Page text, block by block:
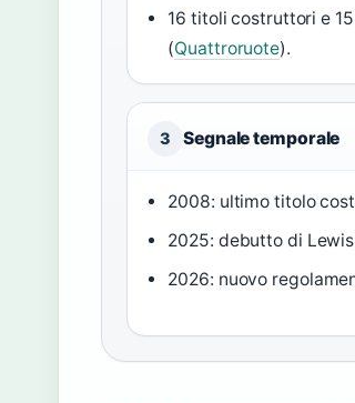
16 titoli costruttori e
(Quattroruote).
3 Segnale temporale
2008: ultimo titolo
2025: debutto di
2026: nuovo